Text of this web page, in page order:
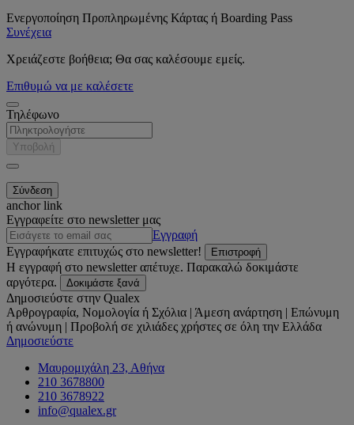
Ενεργοποίηση Προπληρωμένης Κάρτας ή Boarding Pass
Συνέχεια
Χρειάζεστε βοήθεια; Θα σας καλέσουμε εμείς.
Επιθυμώ να με καλέσετε
Τηλέφωνο
Υποβολή
anchor link
Εγγραφείτε στο newsletter μας
Εγγραφή
Εγγραφήκατε επιτυχώς στο newsletter!
Επιστροφή
Η εγγραφή στο newsletter απέτυχε. Παρακαλώ δοκιμάστε
αργότερα.
Δοκιμάστε ξανά
Δημοσιεύστε στην Qualex
Αρθρογραφία, Νομολογία ή Σχόλια | Άμεση ανάρτηση | Επώνυμη
ή ανώνυμη | Προβολή σε χιλιάδες χρήστες σε όλη την Ελλάδα
Δημοσιεύστε
Μαυρομιχάλη 23, Αθήνα
210 3678800
210 3678922
info@qualex.gr